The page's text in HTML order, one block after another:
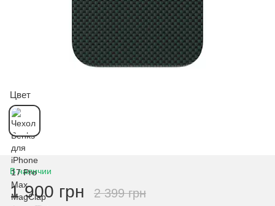
Цвет
В наличии
1 900 грн 2 399 грн